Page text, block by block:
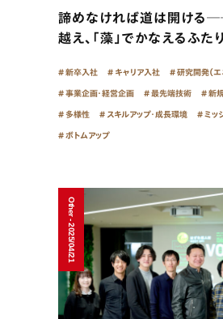
諦めなければ道は開ける
越え、「藻」でかなえるふた
新卒入社 キャリア入社 研究開発（エ
事業企画・経営企画 最先端技術 新
多様性 スキルアップ・成長環境 ミッ
ボトムアップ
Other - 2025/04/21